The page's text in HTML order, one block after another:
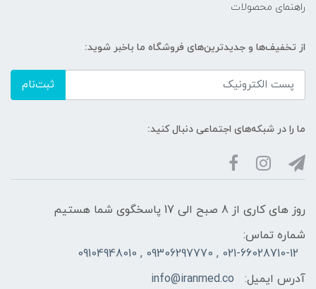
راهنمای محصولات
از تخفیف‌ها و جدیدترین‌های فروشگاه ما باخبر شوید:
ثبت‌نام
ما را در شبکه‌های اجتماعی دنبال کنید:
روز های کاری از 8 صبح الی 17 پاسخگوی شما هستیم
شماره تماس:
021-66028710-12 , 09306297770 , 09104948010
آدرس ایمیل:
info@iranmed.co